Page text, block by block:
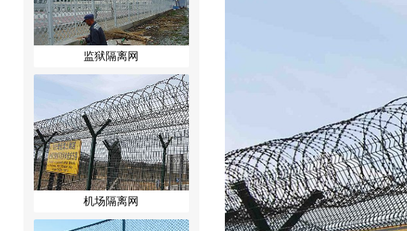
监狱隔离网
机场隔离网